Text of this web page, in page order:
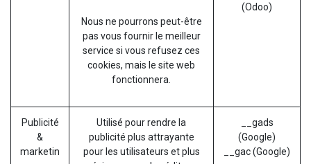
Nous ne pourrons peut-être
pas vous fournir le meilleur
service si vous refusez ces
cookies, mais le site web
fonctionnera.
(Odoo)
Publicité
&
marketin
Utilisé pour rendre la
publicité plus attrayante
pour les utilisateurs et plus
__gads
(Google)
__gac (Google)